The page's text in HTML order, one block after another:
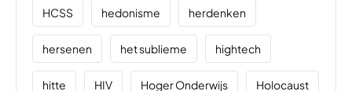
HCSS hedonisme herdenken
hersenen het sublieme hightech
hitte HIV Hoger Onderwijs Holocaust